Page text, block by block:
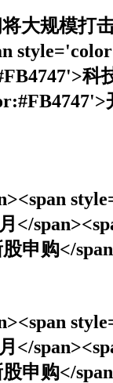
大规模打
科
申购</
申购</